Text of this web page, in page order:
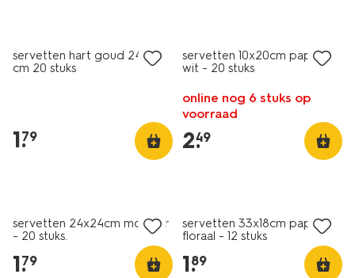
servetten hart goud 24x24
cm 20 stuks
1.
79
servetten 10x20cm papier
wit - 20 stuks
online nog 6 stuks op
voorraad
2.
49
servetten 24x24cm monster
- 20 stuks.
1.
79
servetten 33x18cm papier
floraal - 12 stuks
1.
89